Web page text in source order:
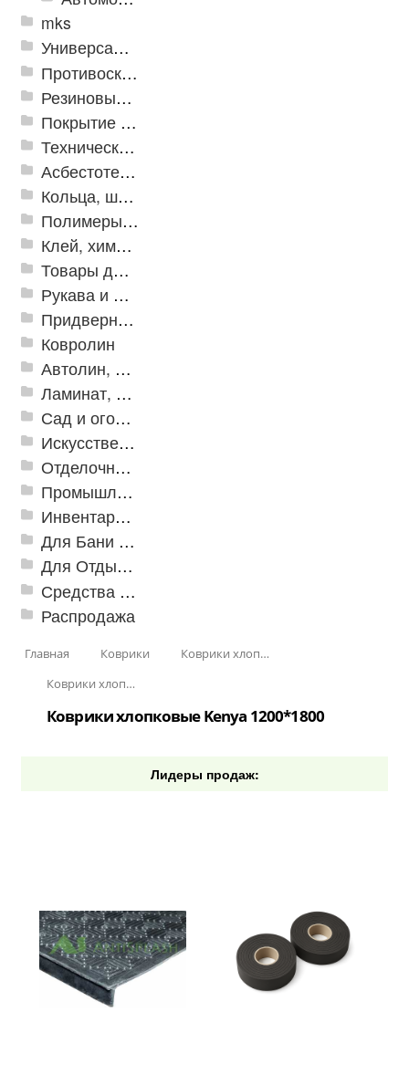
mks
Универсальные модульные покрытия
Противоскользящая защита для лестниц, профили, ленты
Резиновые и ПВХ дорожки
Покрытие из резиновой крошки
Техническая резина
Асбестотехнические и теплоизоляционные материалы
Кольца, шайбы, манжеты
Полимеры и пластики
Клей, химия, сопутствующие товары
Товары для дома
Рукава и шланги промышленные
Придверные решетки
Ковролин
Автолин, Транслин, Линолеум
Ламинат, Кварцвиниловая плитка SPC
Сад и огород
Искусственная трава
Отделочные профили
Промышленный текстиль
Инвентарь для клининга
Для Бани и Сауны
Для Отдыха и Пикника
Средства от насекомых и садовых вредителей
Распродажа
Главная Коврики
Коврики хлопковые
Коврики хлопковые Kenya
Коврики хлопковые Kenya 1200*1800
Лидеры продаж: